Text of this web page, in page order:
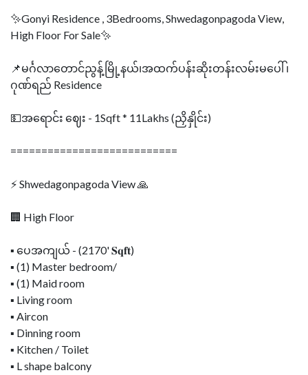
✨Gonyi Residence , 3Bedrooms, Shwedagonpagoda View,
High Floor For Sale✨
📌မင်္ဂလာတောင်ညွန့်မြို့နယ်၊အထက်ပန်းဆိုးတန်းလမ်းမပေါ် ၊
ဂုဏ်ရည် Residence
💵အရောင်း ဈေး - 1Sqft * 11Lakhs (ညှိနှိုင်း)
===========================
⚡ Shwedagonpagoda View 🙏
🏢 High Floor
▪ ပေအကျယ် - (2170' 𝐒𝐪𝐟𝐭)
▪ (1) Master bedroom/
▪️ (1) Maid room
▪ Living room
▪ Aircon
▪ Dinning room
▪ Kitchen / Toilet
▪ L shape balcony